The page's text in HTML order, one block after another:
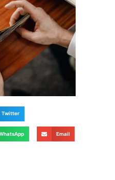
Twitter
Email